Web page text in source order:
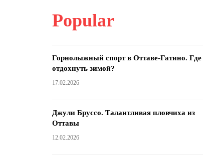
Popular
Горнолыжный спорт в Оттаве-Гатино. Где
отдохнуть зимой?
17.02.2026
Джули Бруссо. Талантливая пловчиха из
Оттавы
12.02.2026